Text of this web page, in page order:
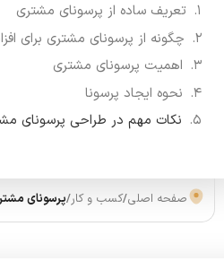
تعریف ساده از پرسونای مشتری
چگونه از پرسونای مشتری برای
اهمیت پرسونای مشتری
نحوه ایجاد پرسونا
نکات مهم در طراحی پرسونای
صفحه اصلی/کسب و کار/پرسونای